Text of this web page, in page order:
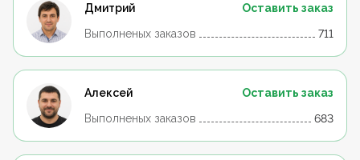
Дмитрий
Оставить заказ
Выполненых заказов
711
Алексей
Оставить заказ
Выполненых заказов
683